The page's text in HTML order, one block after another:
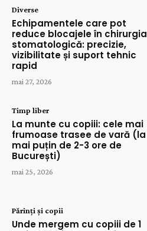
Diverse
Echipamentele care pot
reduce blocajele în chirurgia
stomatologică: precizie,
vizibilitate și suport tehnic
rapid
mai 27, 2026
Timp liber
La munte cu copiii: cele mai
frumoase trasee de vară (la
mai puțin de 2-3 ore de
București)
mai 25, 2026
Părinți și copii
Unde mergem cu copiii de 1